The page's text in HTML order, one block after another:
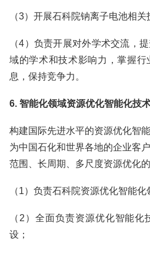
（3）开展石科院钠离子电池相
（4）负责开展对外学术交流，
域的学术和技术影响力，掌握
息，保持竞争力。
6. 智能化领域资源优化智能化技
构建国际先进水平的资源优化智
为中国石化和世界各地的企业客
范围、长周期、多尺度资源优化
（1）负责石科院资源优化智能
（2）全面负责资源优化智能
设；